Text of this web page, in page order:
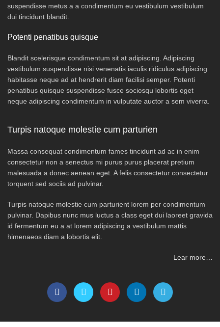
suspendisse metus a a condimentum eu vestibulum vestibulum
dui tincidunt blandit.
Potenti penatibus quisque
Blandit scelerisque condimentum sit at adipiscing. Adipiscing
vestibulum suspendisse nisi venenatis iaculis ridiculus adipiscing
habitasse neque ad at hendrerit diam facilisi semper. Potenti
penatibus quisque suspendisse fusce sociosqu lobortis eget
neque adipiscing condimentum in vulputate auctor a sem viverra.
Turpis natoque molestie cum parturien
Massa consequat condimentum fames tincidunt ad ac in enim
consectetur non a senectus mi purus purus placerat pretium
malesuada a donec aenean eget. A felis consectetur consectetur
torquent sed sociis ad pulvinar.
Turpis natoque molestie cum parturient lorem per condimentum
pulvinar. Dapibus nunc mus luctus a class eget dui laoreet gravida
id fermentum eu a at lorem adipiscing a vestibulum mattis
himenaeos diam a lobortis elit.
Lear more…